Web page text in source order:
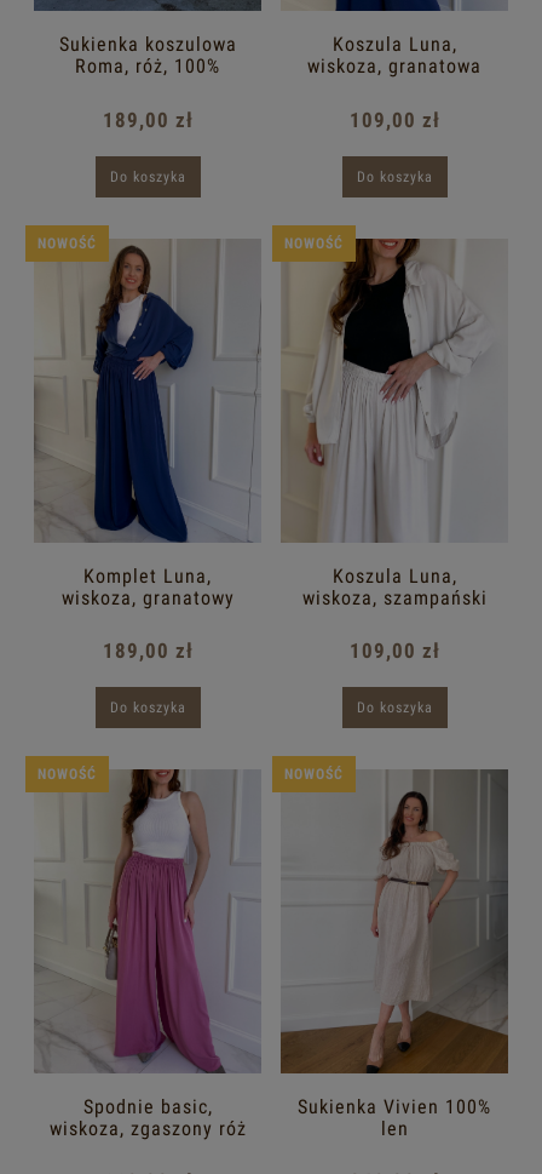
Sukienka koszulowa
Roma, róż, 100%
189,00 zł
Do koszyka
Koszula Luna,
wiskoza, granatowa
109,00 zł
Do koszyka
Komplet Luna,
wiskoza, granatowy
189,00 zł
Do koszyka
NOWOŚĆ
Koszula Luna,
wiskoza, szampański
109,00 zł
Do koszyka
NOWOŚĆ
Spodnie basic,
wiskoza, zgaszony róż
NOWOŚĆ
Sukienka Vivien 100%
len
NOWOŚĆ